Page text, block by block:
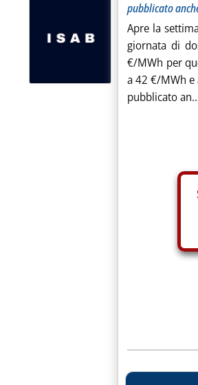
pubblicato
Apre la
giornata di
€/MWh per
a 42 €/MWh e
pubblicato